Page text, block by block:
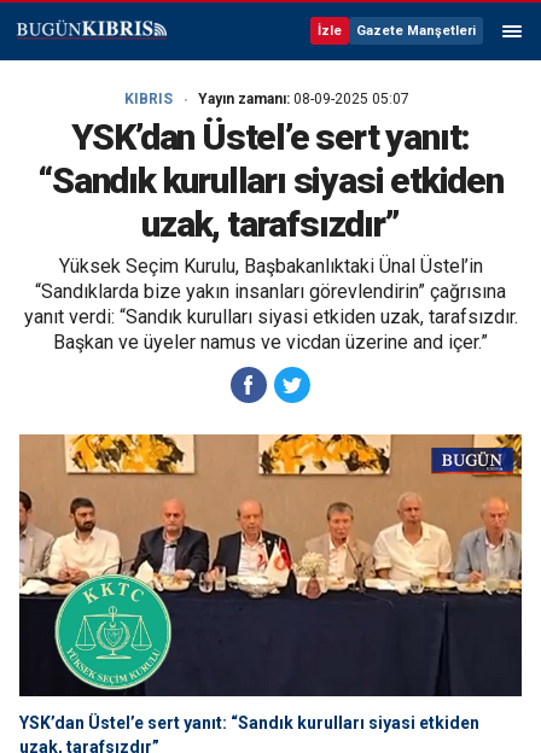
İzle Gazete Manşetleri
KIBRIS Yayın zamanı: 08-09-2025 05:07
YSK’dan Üstel’e sert yanıt:
“Sandık kurulları siyasi etkiden
uzak, tarafsızdır”
Yüksek Seçim Kurulu, Başbakanlıktaki Ünal Üstel’in
“Sandıklarda bize yakın insanları görevlendirin” çağrısına
yanıt verdi: “Sandık kurulları siyasi etkiden uzak, tarafsızdır.
Başkan ve üyeler namus ve vicdan üzerine and içer.”
YSK’dan Üstel’e sert yanıt: “Sandık kurulları siyasi etkiden
uzak, tarafsızdır”